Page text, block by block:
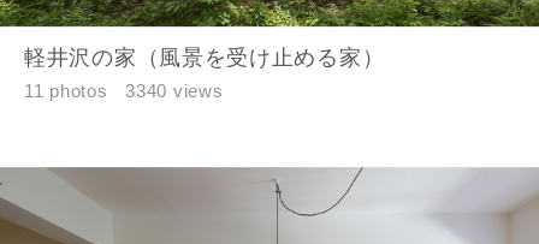
軽井沢の家（風景を受け止める家）
11 photos 3340 views
メールアドレス
ご住所